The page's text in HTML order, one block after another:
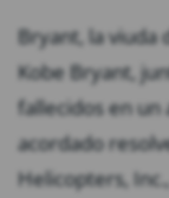
Bryant, la viuda
Kobe Bryant,
fallecidos en un
acordado
Helicopters,